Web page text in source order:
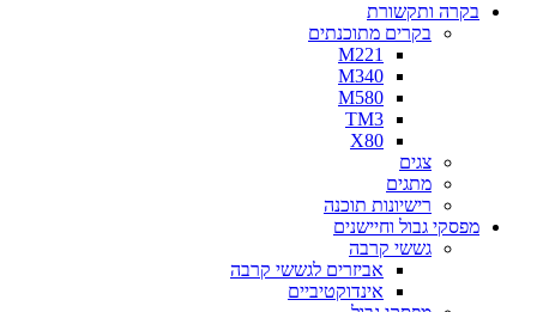
בקרה ותקשורת
בקרים מתוכנתים
M221
M340
M580
TM3
X80
צגים
מתגים
רישיונות תוכנה
מפסקי גבול וחיישנים
גששי קרבה
אביזרים לגששי קרבה
אינדוקטיביים